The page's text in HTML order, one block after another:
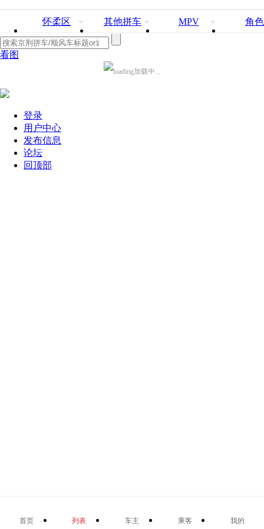
怀柔区 其他拼车 MPV 角色
看图
加载中...
登录
用户中心
发布信息
论坛
回顶部
首页 列表 车主 乘客 我的